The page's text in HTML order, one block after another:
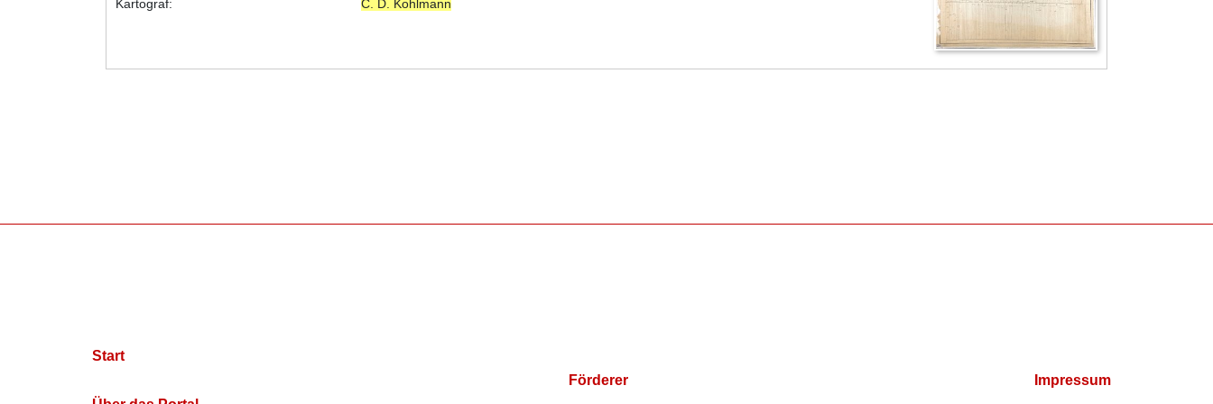
Kartograf:
C. D. Kohlmann
Start
Förderer Impressum